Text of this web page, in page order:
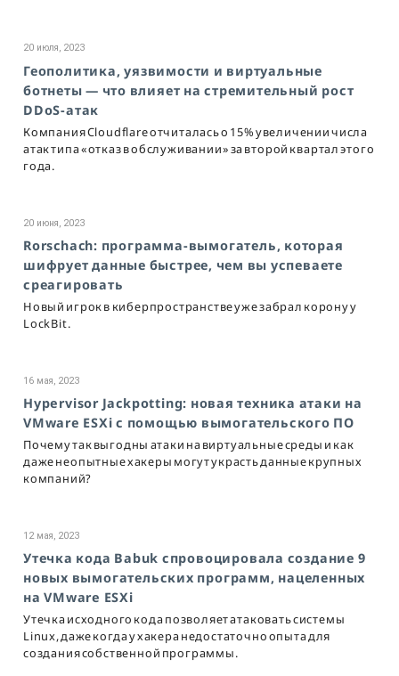
20 июля, 2023
Геополитика, уязвимости и виртуальные
ботнеты — что влияет на стремительный рост
DDoS-атак
Компания Cloudflare отчиталась о 15% увеличении числа
атак типа «отказ в обслуживании» за второй квартал этого
года.
20 июня, 2023
Rorschach: программа-вымогатель, которая
шифрует данные быстрее, чем вы успеваете
среагировать
Новый игрок в киберпространстве уже забрал корону у
LockBit.
16 мая, 2023
Hypervisor Jackpotting: новая техника атаки на
VMware ESXi с помощью вымогательского ПО
Почему так выгодны атаки на виртуальные среды и как
даже неопытные хакеры могут украсть данные крупных
компаний?
12 мая, 2023
Утечка кода Babuk спровоцировала создание 9
новых вымогательских программ, нацеленных
на VMware ESXi
Утечка исходного кода позволяет атаковать системы
Linux, даже когда у хакера недостаточно опыта для
создания собственной программы.